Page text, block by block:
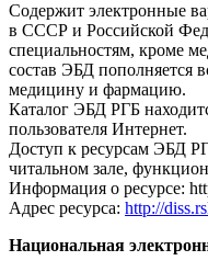
Содержит электронные
в СССР и Российской
специальностям, кроме
состав ЭБД пополняется
медицину и фармацию.
Каталог ЭБД РГБ
пользователя Интернет.
Доступ к ресурсам ЭБД
читальном зале,
Информация о ресурсе:
Адрес ресурса: http://
Национальная